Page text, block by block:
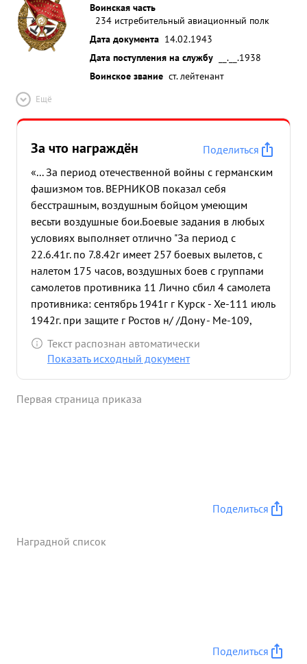
Воинская часть
234 истребительный авиационный полк
Дата документа 14.02.1943
Дата поступления на службу
__.__.1938
Воинское звание ст. лейтенант
Ещё
За что награждён
Поделиться
«... За период отечественной войны с германским
фашизмом тов. ВЕРНИКОВ показал себя
бесстрашным, воздушным бойцом умеющим
весьти воздушные бои.Боевые задания в любых
условиях выполняет отлично "За период с
22.6.41г. по 7.8.42г имеет 257 боевых вылетов, с
налетом 175 часов, воздушных боев с группами
самолетов противника 11 Лично сбил 4 самолета
противника: сентябрь 1941г г Курск - Хе-111 июль
1942г. при защите г Ростов н/ /Дону - Ме-109,
Ме-109ф и Ю.87. Ю-87 сбил над линией фронта
Лейтенант ВЕРНИКОВ подвергся обстрелу ЗА и
горящий самолет под сильным обстрелом
летному составу полка как нужно уничтожать
самой жизни для ...»
Текст распознан автоматически
Показать исходный документ
Первая страница приказа
Поделиться
Наградной список
Поделиться